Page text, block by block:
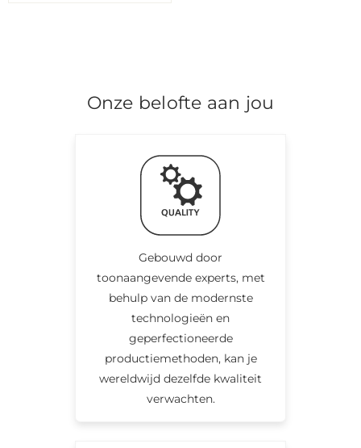
Onze belofte aan jou
Gebouwd door
toonaangevende experts, met
behulp van de modernste
technologieën en
geperfectioneerde
productiemethoden, kan je
wereldwijd dezelfde kwaliteit
verwachten.